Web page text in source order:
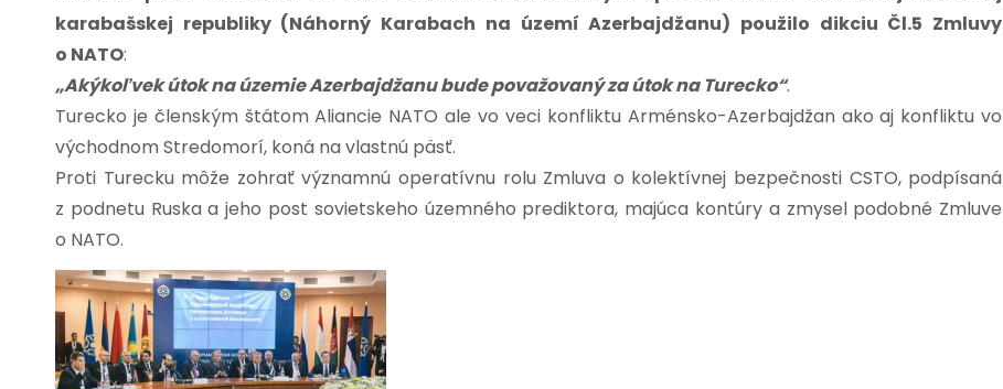
karabašskej republiky (Náhorný Karabach na území Azerbajdžanu) použilo dikciu Čl.5 Zmluvy
o NATO:
„Akýkoľvek útok na územie Azerbajdžanu bude považovaný za útok na Turecko“.
Turecko je členským štátom Aliancie NATO ale vo veci konfliktu Arménsko-Azerbajdžan ako aj konfliktu vo
východnom Stredomorí, koná na vlastnú päsť.
Proti Turecku môže zohrať významnú operatívnu rolu Zmluva o kolektívnej bezpečnosti CSTO, podpísaná
z podnetu Ruska a jeho post sovietskeho územného prediktora, majúca kontúry a zmysel podobné Zmluve
o NATO.